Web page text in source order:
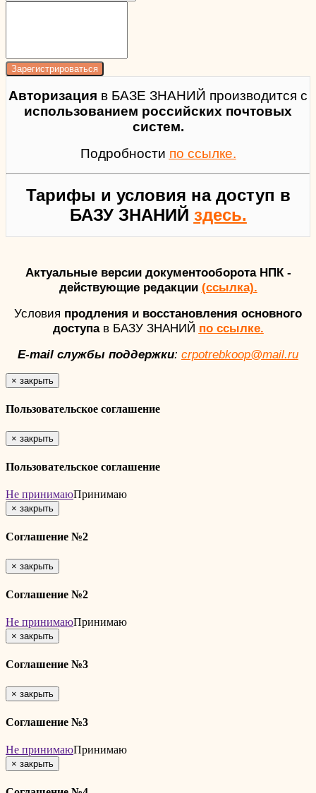
Авторизация в БАЗЕ ЗНАНИЙ производится с
использованием российских почтовых
систем.
Подробности по ссылке.
Тарифы и условия на доступ в
БАЗУ ЗНАНИЙ здесь.
Актуальные версии документооборота НПК -
действующие редакции (ссылка).
Условия продления и восстановления основного
доступав БАЗУ ЗНАНИЙ по ссылке.
E-mail службы поддержки: crpotrebkoop@mail.ru
× закрыть
Пользовательское соглашение
× закрыть
Пользовательское соглашение
Не принимаюПринимаю
× закрыть
Соглашение №2
× закрыть
Соглашение №2
Не принимаюПринимаю
× закрыть
Соглашение №3
× закрыть
Соглашение №3
Не принимаюПринимаю
× закрыть